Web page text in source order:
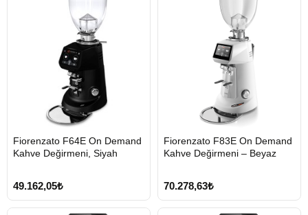
GÖNDERİ
Fiorenzato F64E On Demand
Kahve Değirmeni, Siyah
49.162,05₺
GÖNDERİ
Fiorenzato F83E On Demand
Kahve Değirmeni – Beyaz
70.278,63₺